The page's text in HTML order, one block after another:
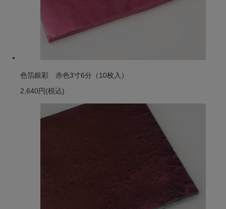
色箔銀彩 赤色3寸6分（10枚入）
2,640円 (税込)